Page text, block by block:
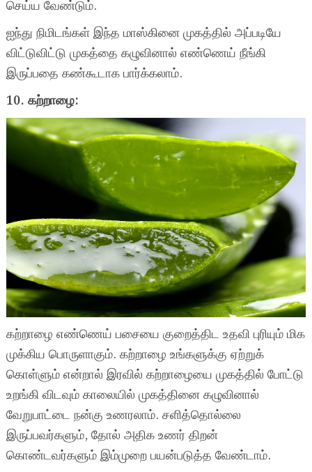
செய்ய வேண்டும்.
ஐந்து நிமிடங்கள் இந்த மாஸ்கினை முகத்தில் அப்படியே
விட்டுவிட்டு முகத்தை கழுவினால் எண்ணெய் நீங்கி
இருப்பதை கண்கூடாக பார்க்கலாம்.
10. கற்றாழை:
கற்றாழை எண்ணெய் பசையை குறைத்திட உதவி புரியும் மிக
முக்கிய பொருளாகும். கற்றாழை உங்களுக்கு ஏற்றுக்
கொள்ளும் என்றால் இரவில் கற்றாழையை முகத்தில் போட்டு
உறங்கி விடவும் காலையில் முகத்தினை கழுவினால்
வேறுபாட்டை நன்கு உணரலாம். சளித்தொல்லை
இருப்பவர்களும், தோல் அதிக உணர் திறன்
கொண்டவர்களும் இம்முறை பயன்படுத்த வேண்டாம்.